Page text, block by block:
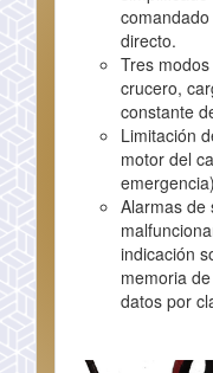
directo.
Tres
crucero,
constante
Limitación
motor del
Alarmas de
indicación
memoria
datos por